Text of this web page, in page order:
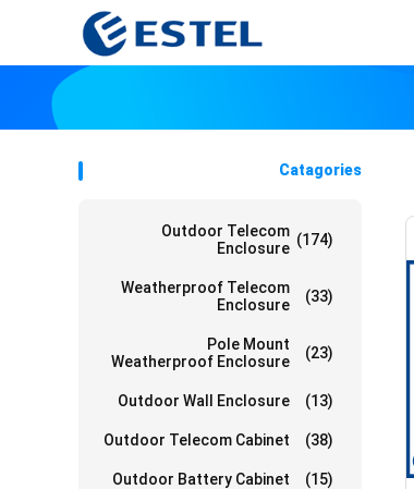
Catagories
Outdoor Telecom
Enclosure
(174)
Weatherproof Telecom
Enclosure
(33)
Pole Mount
Weatherproof Enclosure
(23)
Outdoor Wall Enclosure (13)
Outdoor Telecom Cabinet (38)
Outdoor Battery Cabinet (15)